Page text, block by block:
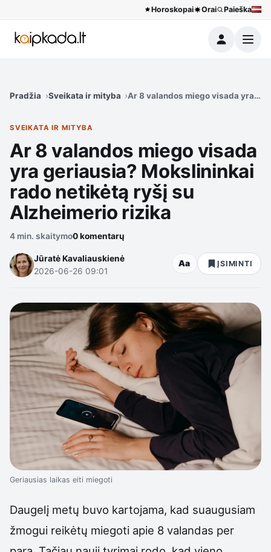
Horoskopai Orai Paieška
Meniu
Pradžia Sveikata ir mityba Ar 8 valandos miego visada yra
SVEIKATA IR MITYBA
Ar 8 valandos miego visada
yra geriausia? Mokslininkai
rado netikėtą ryšį su
Alzheimerio rizika
4 min. skaitymo0 komentarų
Jūratė Kavaliauskienė
2026-06-26 09:01
Aa ĮSIMINTI
Geriausias laikas eiti miegoti
Daugelį metų buvo kartojama, kad suaugusiam
žmogui reikėtų miegoti apie 8 valandas per